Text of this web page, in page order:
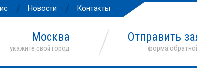
Новости Контакты
Москва Отправить